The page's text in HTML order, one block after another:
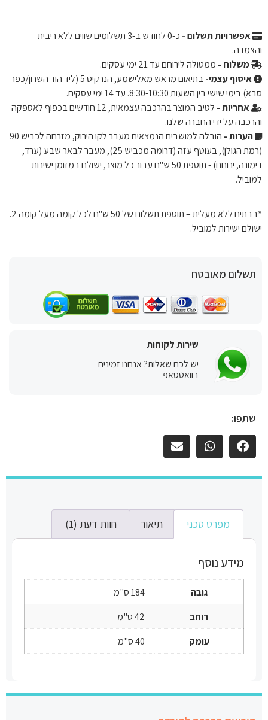
אפשרויות תשלום - כ-0
לחודש ב-3 תשלומים שווים ללא ריבית
והצמדה.
משלוח - ממטולה לירוחם עד 21 ימי עסקים.
איסוף עצמי-
בתיאום מראש מאלישמע, הנרקיס 5 (ליד הוד השרון/כפר
סבא) בימי שישי בין השעות 8:30-10:30. עד 14 ימי עסקים.
אחריות -
לטיב המוצר בהרכבה עצמאית, 12 חודשים בכפוף לאספקה ​​
והרכבה על ידי החברה שלנו.
הערות -
הובלה למושבים הנמצאים מעבר לקו הירוק, מזרחה לכביש 90
(רמת הגולן), בעוטף עזה (דרומה מכביש 25), מעבר לבאר שבע (ערד,
דימונה, ירוחם) - תוספת 50 ש"ח עבור כל מוצר, ישולם במזומן ישירות
למוביל.
*בבתים ללא מעלית – תוספת תשלום של 50 ש"ח לכל קומה מעל קומה 2.
ישולם ישירות למוביל.
תשלום מאובטח
שירות לקוחות
יש לכם שאלות? אנחנו זמינים
בוואטסאפ
שתפו:
מפרט טכני תיאור חוות דעת (1)
מידע נוסף
גובה
184 ס"מ
רוחב
42 ס"מ
עומק
40 ס"מ